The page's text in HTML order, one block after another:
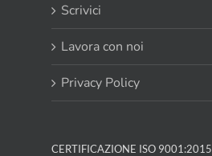
Scrivici
Lavora con noi
Privacy Policy
CERTIFICAZIONE ISO 9001:2015